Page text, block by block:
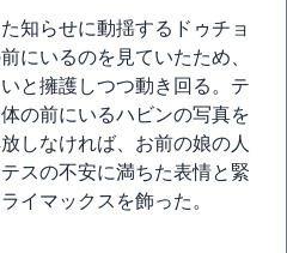
知らせに動揺するドゥチョ
にいるのを見ていたため、
と擁護しつつ動き回る。テ
の前にいるハビンの写真を
しなければ、お前の娘の人
スの不安に満ちた表情と緊
イマックスを飾った。